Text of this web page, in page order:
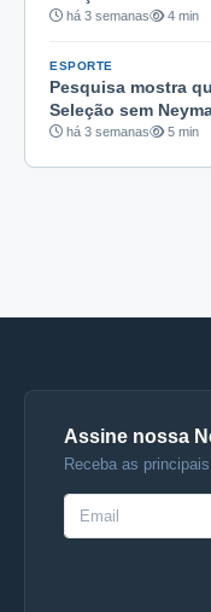
há 3 semanas 4 min
ESPORTE
Pesquisa mostra
Seleção sem
há 3 semanas 5 min
Assine nossa
Receba as